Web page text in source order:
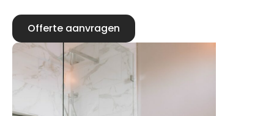
Offerte aanvragen